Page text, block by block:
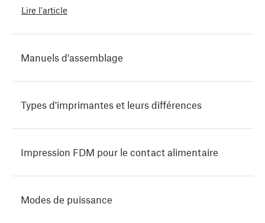
Lire l'article
Manuels d'assemblage
Types d'imprimantes et leurs différences
Impression FDM pour le contact alimentaire
Modes de puissance